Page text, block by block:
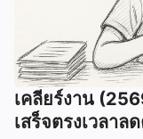
เคลียร์งาน
เสร็จตรงเวลาล